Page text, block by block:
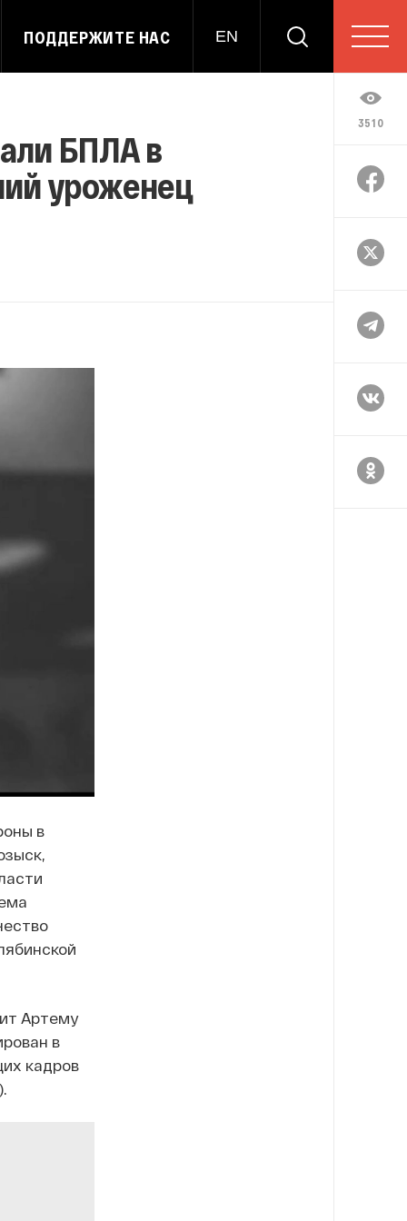
ПОДДЕРЖИТЕ НАС EN
3510
БПЛА в
уроженец
в
Артему
в
кадров